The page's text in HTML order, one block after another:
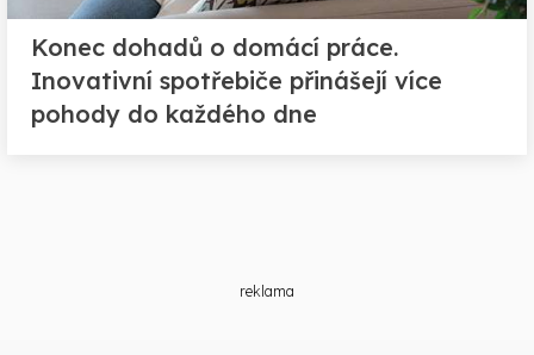
Konec dohadů o domácí práce.
Inovativní spotřebiče přinášejí více
pohody do každého dne
reklama